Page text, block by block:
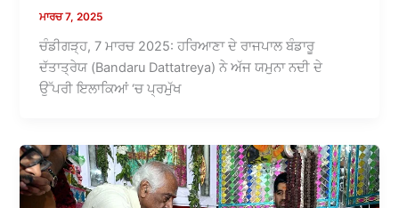
ਮਾਰਚ 7, 2025
ਚੰਡੀਗੜ੍ਹ, 7 ਮਾਰਚ 2025: ਹਰਿਆਣਾ ਦੇ ਰਾਜਪਾਲ ਬੰਡਾਰੂ
ਦੱਤਾਤ੍ਰੇਯ (Bandaru Dattatreya) ਨੇ ਅੱਜ ਯਮੁਨਾ ਨਦੀ ਦੇ
ਉੱਪਰੀ ਇਲਾਕਿਆਂ ‘ਚ ਪ੍ਰਮੁੱਖ